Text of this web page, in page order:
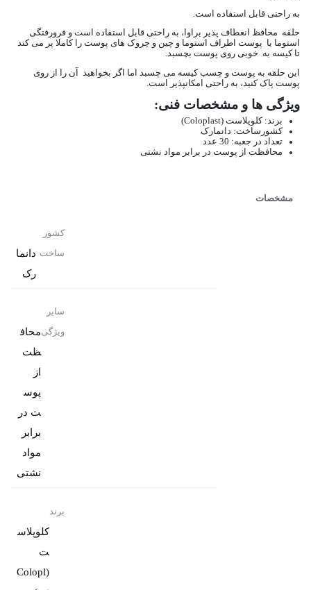
به راحتی قابل استفاده است.
حلقه محافظ انعطاف پذیر براوا، به راحتی قابل استفاده است و فرورفتگی
استوما یا پوست اطراف استوما و چین و چروک های پوست را کاملا پر می کند
تا کیسه به خوبی روی پوست بچسبد.
این حلقه به پوست و چسب کیسه می چسبد اما اگر بخواهید آن را از روی
پوست پاک کنید، به راحتی امکانپذیر است.
ویژگی ها و مشخصات فنی:
برند: کلوپلاست (Coloplast)
کشورساخت: دانمارک
تعداد در جعبه: 30 عدد
محافظت از پوست در برابر مواد نشتی
مشخصات
کشور
ساخت دانما
رک
سایر
ویژگیمحاف
ظت
از
پوس
ت در
برابر
مواد
نشتی
برند
کلوپلاس
ت
(Colopl